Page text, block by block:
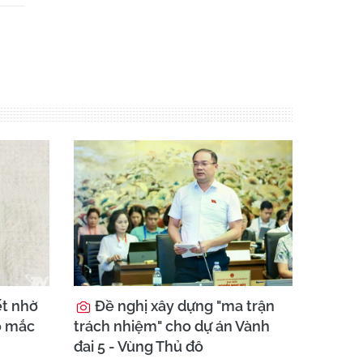
nhờ
mắc
Đề nghị xây dựng "ma trận
trách nhiệm" cho dự án Vành
đai 5 - Vùng Thủ đô